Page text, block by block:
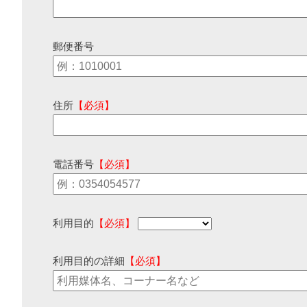
郵便番号
住所 【必須】
電話番号 【必須】
利用目的 【必須】
利用目的の詳細 【必須】